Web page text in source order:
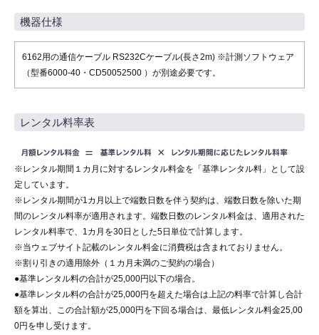
機器仕様
6162用の通信ケーブル RS232Cケーブル(長さ2m) ※計測ソフトウェア
（型番6000-40・CD50052500 ）が別途必要です。
レンタル料率表
※レンタル期間１カ月に対するレンタル料金を「基準レンタル料」として設
定しています。
※レンタル期間が1カ月以上で端数日数を伴う契約は、端数日数を除いた期
間のレンタル料率が適用されます。端数日数のレンタル料金は、適用された
レンタル料率で、1カ月を30日とした5日単位で計算します。
※当ウェブサイト記載のレンタル料金に消費税は含まれておりません。
※割り引きの適用除外（１カ月未満のご契約の場合）
●基準レンタル料の合計が25,000円以下の場合。
●基準レンタル料の合計が25,000円を超えた場合は上記の料率で計算し合計
額を算出、この合計額が25,000円を下回る場合は、最低レンタル料金25,00
0円を申し受けます。